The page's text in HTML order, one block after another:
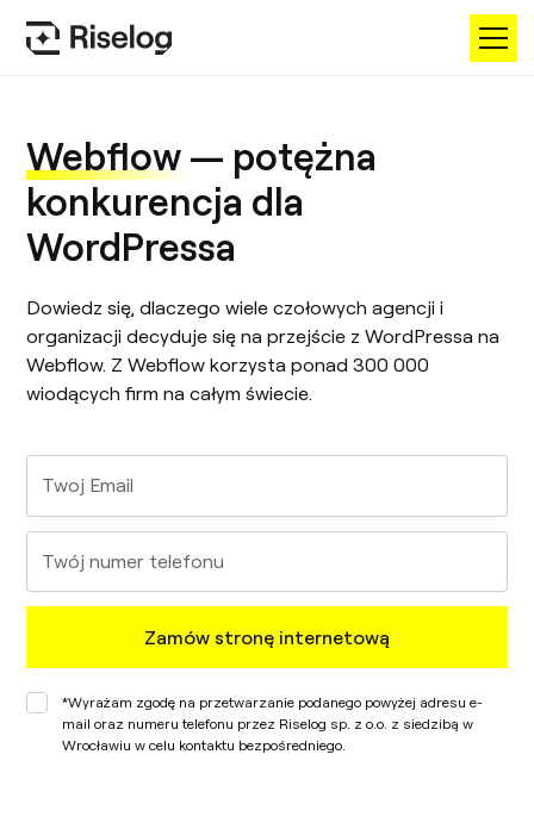
Webflow— potężna
konkurencja dla
WordPressa
Dowiedz się, dlaczego wiele czołowych agencji i
organizacji decyduje się na przejście z WordPressa na
Webflow. Z Webflow korzysta ponad 300 000
wiodących firm na całym świecie.
*Wyrażam zgodę na przetwarzanie podanego powyżej adresu e-
mail oraz numeru telefonu przez Riselog sp. z o.o. z siedzibą w
Wrocławiu w celu kontaktu bezpośredniego.